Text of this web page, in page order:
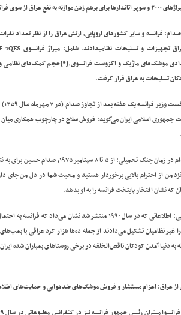
بود به عراق فرستاده
: فرانسه و سایر کشورهای اروپایی، ارتش عراق را از نظر تعداد
تجهیزات و تسلیحات نظامیدادند. شامل: میراژ فرانسوی 1QES
موشک‌های ماژیک و اگزوست فرانسوی،[۴]حجم کمک‌های نظامی و
تسلیحات به عراق قرار گرفت.
در زمان جنگ تحمیلی
: از ۵ تا ۸ سپتامبر ۱۹۷۵،
از احترام بالایی برخوردار هستید و محبت شما در دل من جای
که نشان افتخار پایتخت فرانسه را به او بدهد.
اطلاعاتی که در سال ۱۹۹۰ منتشر شد نشان می‌داد که فرانسه به احتمال زیاد از تأمین کنندگان زنجیره تولید بمب‌های شیمیایی برای عراق بوده‌است.
غیر نظامیان تشکیل می‌دادند از جمله ده‌ها هزار کرد عراقی با
دنیا آمدن کودکان ناقص‌الخلقه در برخی روستاهای بمباران شده
عراق: اعزام مستشار و فروش موشک‌های ضدهوایی و حمایت‌های